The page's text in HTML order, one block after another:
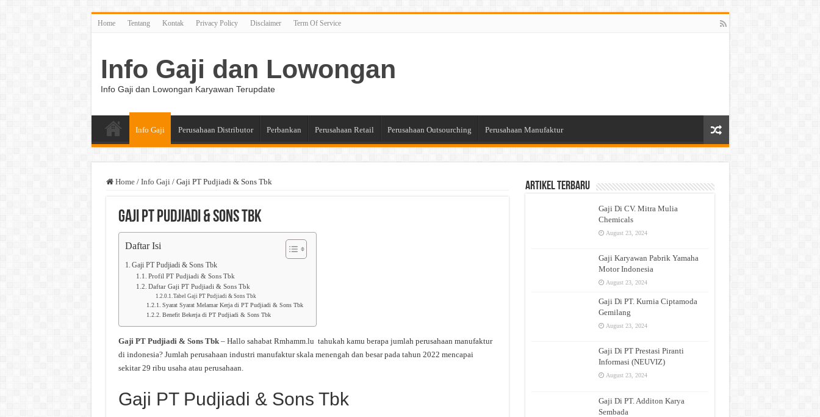
Home Tentang Kontak Privacy Policy Disclaimer Term Of Service
Info Gaji dan Lowongan
Info Gaji dan Lowongan Karyawan Terupdate
Info Gaji Perusahaan Distributor Perbankan Perusahaan Retail Perusahaan Outsourching Perusahaan Manufaktur
Home / Info Gaji / Gaji PT Pudjiadi & Sons Tbk
Gaji PT Pudjiadi & Sons Tbk
Daftar Isi
Gaji PT Pudjiadi & Sons Tbk
Profil PT Pudjiadi & Sons Tbk
Daftar Gaji PT Pudjiadi & Sons Tbk
Tabel Gaji PT Pudjiadi & Sons Tbk
Syarat Syarat Melamar Kerja di PT Pudjiadi & Sons Tbk
Benefit Bekerja di PT Pudjiadi & Sons Tbk
Gaji PT Pudjiadi & Sons Tbk– Hallo sahabat Rmhamm.lu tahukah kamu berapa jumlah perusahaan manufaktur
di indonesia? Jumlah perusahaan industri manufaktur skala menengah dan besar pada tahun 2022 mencapai
sekitar 29 ribu usaha atau perusahaan.
Gaji PT Pudjiadi & Sons Tbk
Artikel Terbaru
Gaji Di CV. Mitra Mulia
Chemicals
August 23, 2024
Gaji Karyawan Pabrik Yamaha
Motor Indonesia
August 23, 2024
Gaji Di PT. Kurnia Ciptamoda
Gemilang
August 23, 2024
Gaji Di PT Prestasi Piranti
Informasi (NEUVIZ)
August 23, 2024
Gaji Di PT. Additon Karya
Sembada